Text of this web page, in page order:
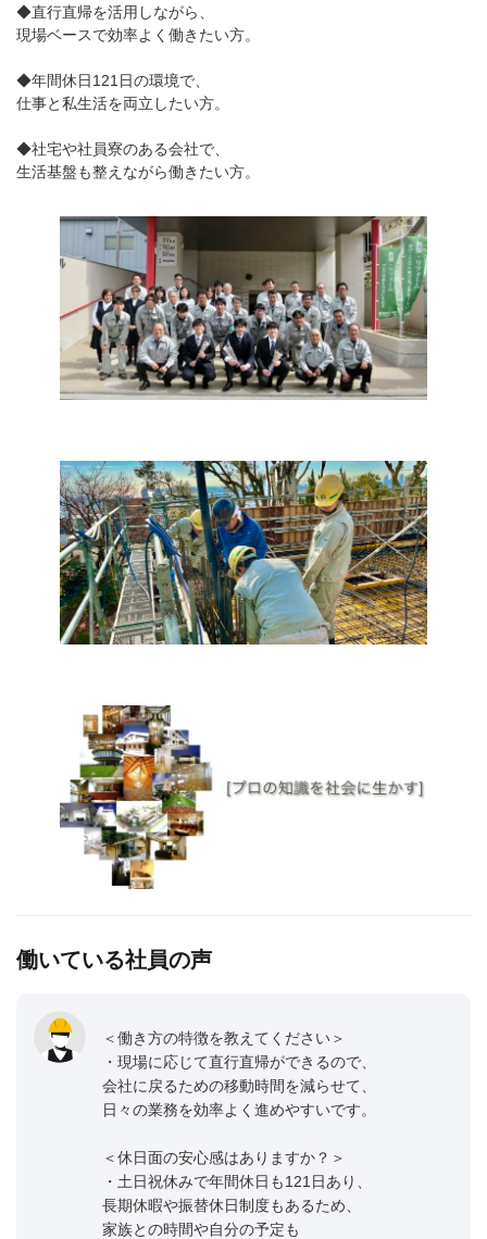
◆直行直帰を活用しながら、
現場ベースで効率よく働きたい方。
◆年間休日121日の環境で、
仕事と私生活を両立したい方。
◆社宅や社員寮のある会社で、
生活基盤も整えながら働きたい方。
働いている社員の声
＜働き方の特徴を教えてください＞
・現場に応じて直行直帰ができるので、
会社に戻るための移動時間を減らせて、
日々の業務を効率よく進めやすいです。
＜休日面の安心感はありますか？＞
・土日祝休みで年間休日も121日あり、
長期休暇や振替休日制度もあるため、
家族との時間や自分の予定も